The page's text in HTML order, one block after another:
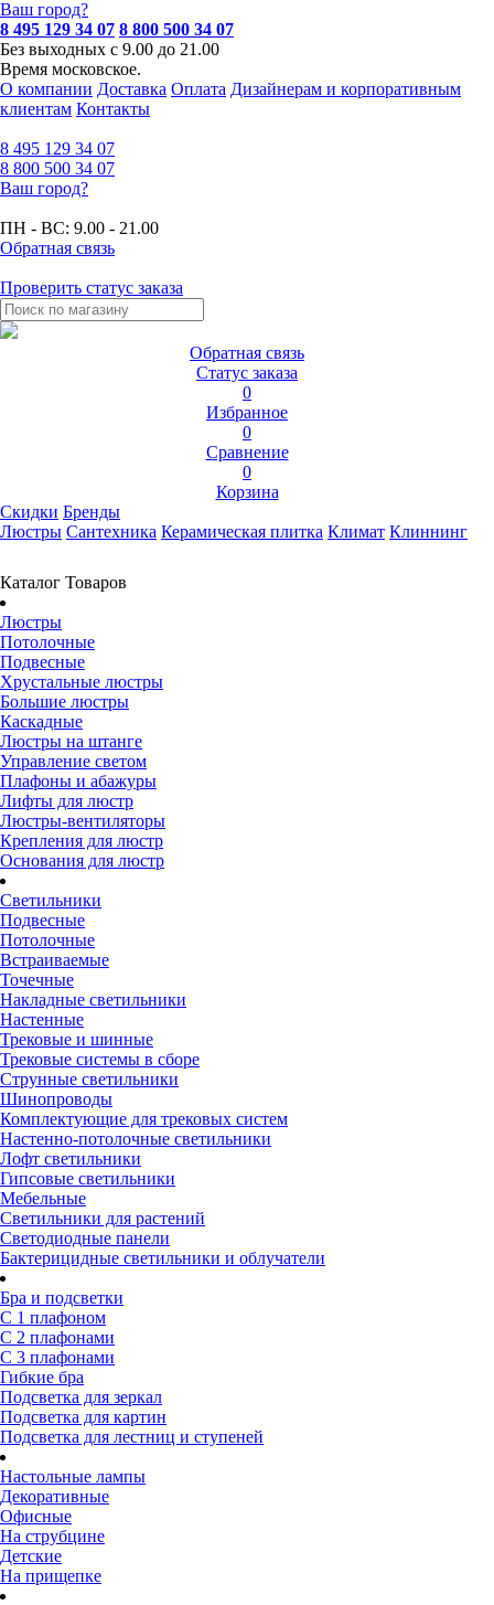
Ваш город?
8 495 129 34 07 8 800 500 34 07
Без выходных с 9.00 до 21.00
Время московское.
О компании Доставка Оплата Дизайнерам и корпоративным
клиентам Контакты
8 495 129 34 07
8 800 500 34 07
Ваш город?
ПН - ВС: 9.00 - 21.00
Обратная связь
Проверить статус заказа
Обратная связь
Статус заказа
0
Избранное
0
Сравнение
0
Корзина
Скидки Бренды
Люстры Сантехника Керамическая плитка Климат Клиннинг
Каталог Товаров
Люстры
Потолочные
Подвесные
Хрустальные люстры
Большие люстры
Каскадные
Люстры на штанге
Управление светом
Плафоны и абажуры
Лифты для люстр
Люстры-вентиляторы
Крепления для люстр
Основания для люстр
Светильники
Подвесные
Потолочные
Встраиваемые
Точечные
Накладные светильники
Настенные
Трековые и шинные
Трековые системы в сборе
Струнные светильники
Шинопроводы
Комплектующие для трековых систем
Настенно-потолочные светильники
Лофт светильники
Гипсовые светильники
Мебельные
Светильники для растений
Светодиодные панели
Бактерицидные светильники и облучатели
Бра и подсветки
С 1 плафоном
С 2 плафонами
С 3 плафонами
Гибкие бра
Подсветка для зеркал
Подсветка для картин
Подсветка для лестниц и ступеней
Настольные лампы
Декоративные
Офисные
На струбцине
Детские
На прищепке